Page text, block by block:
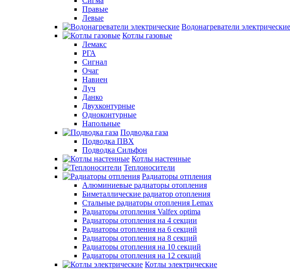
Правые
Левые
Водонагреватели электрические
Котлы газовые
Лемакс
РГА
Сигнал
Очаг
Навиен
Луч
Данко
Двухконтурные
Одноконтурные
Напольные
Подводка газа
Подводка ПВХ
Подводка Сильфон
Котлы настенные
Теплоносители
Радиаторы отпления
Алюминиевые радиаторы отопления
Биметаллические радиатор отопления
Стальные радиаторы отопления Lemax
Радиаторы отопления Valfex optima
Радиаторы отопления на 4 секции
Радиаторы отопления на 6 секций
Радиаторы отопления на 8 секций
Радиаторы отопления на 10 секций
Радиаторы отопления на 12 секций
Котлы электрические